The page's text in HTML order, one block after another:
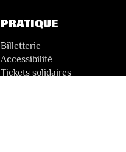
PRATIQUE
Billetterie
Accessibilité
Tickets solidaires